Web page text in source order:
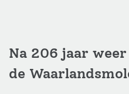
Na 206 jaar
de